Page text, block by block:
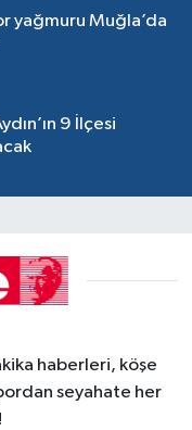
yağmuru Muğla’da
9 İlçesi
haberleri, köşe
seyahate her